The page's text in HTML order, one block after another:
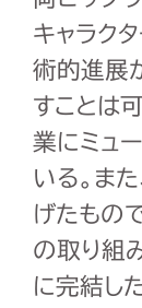
キャラク
術的進展
すことは
業にミュ
いる。ま
げたもの
の取り組
に完結し